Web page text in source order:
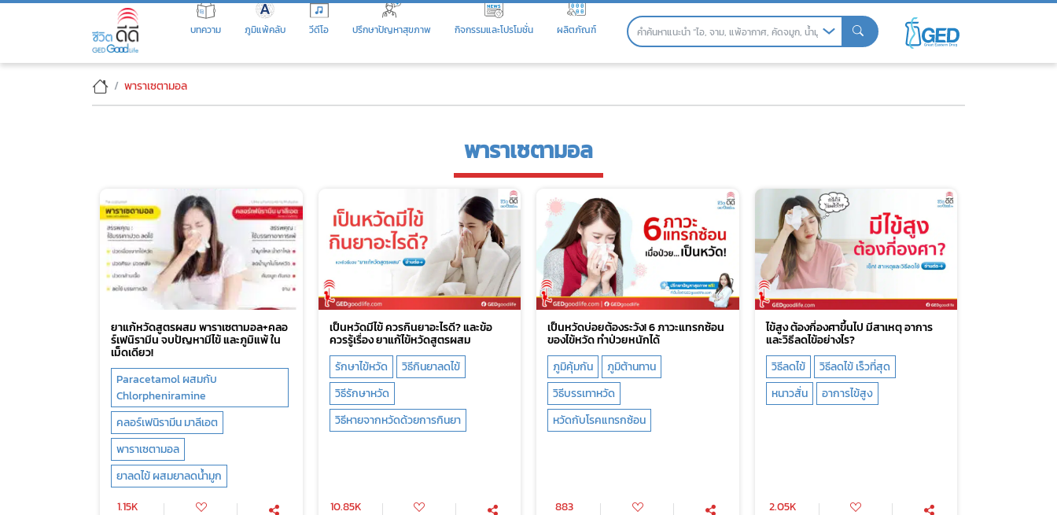
Skip
บทความ ภูมิแพ้คลับ วีดีโอ ปรึกษาปัญหาสุขภาพ กิจกรรมและโปรโมชั่น ผลิตภัณฑ์
พาราเซตามอล
พาราเซตามอล
ยาแก้หวัดสูตรผสม พาราเซตามอล+คลอ
ร์เฟนิรามีน จบปัญหามีไข้ และภูมิแพ้ ใน
เม็ดเดียว!
Paracetamol ผสมกับ
Chlorpheniramine
คลอร์เฟนิรามีน มาลีเอต
พาราเซตามอล
ยาลดไข้ ผสมยาลดน้ำมูก
1.15K
เป็นหวัดมีไข้ ควรกินยาอะไรดี? และข้อ
ควรรู้เรื่อง ยาแก้ไข้หวัดสูตรผสม
รักษาไข้หวัด
วิธีกินยาลดไข้
วิธีรักษาหวัด
วิธีหายจากหวัดด้วยการกินยา
10.85K
เป็นหวัดบ่อยต้องระวัง! 6 ภาวะแทรกซ้อน
ของไข้หวัด ทำป่วยหนักได้
ภูมิคุ้มกัน
ภูมิต้านทาน
วิธีบรรเทาหวัด
หวัดกับโรคแทรกซ้อน
883
ไข้สูง ต้องกี่องศาขึ้นไป มีสาเหตุ อาการ
และวิธีลดไข้อย่างไร?
วิธีลดไข้
วิธีลดไข้ เร็วที่สุด
หนาวสั่น
อาการไข้สูง
2.05K